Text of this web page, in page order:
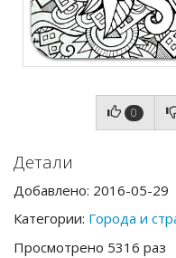
0
Детали
Добавлено: 2016-05-29
Категории: Города и
Просмотрено 5316 раз